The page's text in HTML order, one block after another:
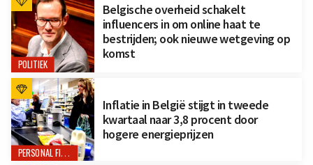
POLITIEK
Belgische overheid schakelt
influencers in om online haat te
bestrijden; ook nieuwe wetgeving op
komst
PERSONAL FINANCE
Inflatie in België stijgt in tweede
kwartaal naar 3,8 procent door
hogere energieprijzen